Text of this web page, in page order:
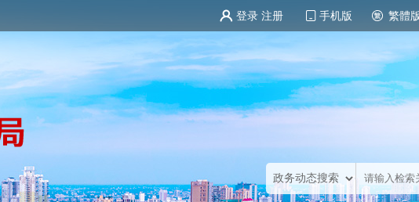
登录 注册 手机版 繁體